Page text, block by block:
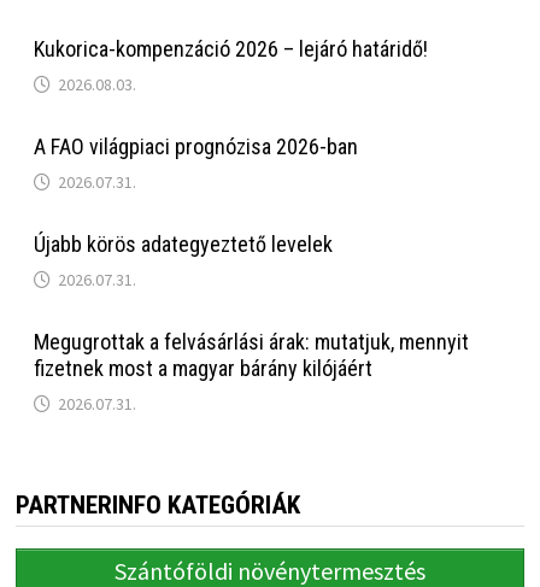
Kukorica-kompenzáció 2026 – lejáró határidő!
2026.08.03.
A FAO világpiaci prognózisa 2026-ban
2026.07.31.
Újabb körös adategyeztető levelek
2026.07.31.
Megugrottak a felvásárlási árak: mutatjuk, mennyit
fizetnek most a magyar bárány kilójáért
2026.07.31.
PARTNERINFO KATEGÓRIÁK
Szántóföldi növénytermesztés